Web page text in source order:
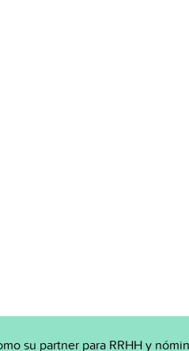
su partner para RRHH y